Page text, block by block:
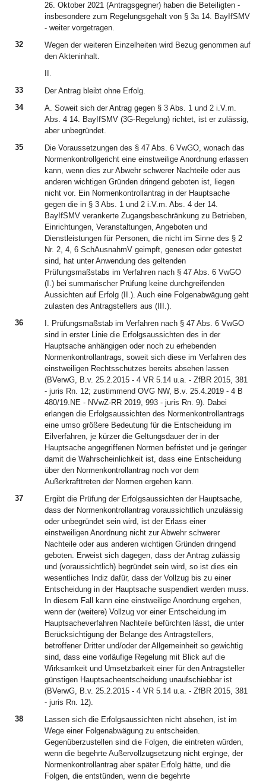
26. Oktober 2021 (Antragsgegner) haben die Beteiligten -
insbesondere zum Regelungsgehalt von § 3a 14. BayIfSMV
- weiter vorgetragen.
32
Wegen der weiteren Einzelheiten wird Bezug genommen auf
den Akteninhalt.
II.
33
Der Antrag bleibt ohne Erfolg.
34
A. Soweit sich der Antrag gegen § 3 Abs. 1 und 2 i.V.m.
Abs. 4 14. BayIfSMV (3G-Regelung) richtet, ist er zulässig,
aber unbegründet.
35
Die Voraussetzungen des § 47 Abs. 6 VwGO, wonach das
Normenkontrollgericht eine einstweilige Anordnung erlassen
kann, wenn dies zur Abwehr schwerer Nachteile oder aus
anderen wichtigen Gründen dringend geboten ist, liegen
nicht vor. Ein Normenkontrollantrag in der Hauptsache
gegen die in § 3 Abs. 1 und 2 i.V.m. Abs. 4 der 14.
BayIfSMV verankerte Zugangsbeschränkung zu Betrieben,
Einrichtungen, Veranstaltungen, Angeboten und
Dienstleistungen für Personen, die nicht im Sinne des § 2
Nr. 2, 4, 6 SchAusnahmV geimpft, genesen oder getestet
sind, hat unter Anwendung des geltenden
Prüfungsmaßstabs im Verfahren nach § 47 Abs. 6 VwGO
(I.) bei summarischer Prüfung keine durchgreifenden
Aussichten auf Erfolg (II.). Auch eine Folgenabwägung geht
zulasten des Antragstellers aus (III.).
36
I. Prüfungsmaßstab im Verfahren nach § 47 Abs. 6 VwGO
sind in erster Linie die Erfolgsaussichten des in der
Hauptsache anhängigen oder noch zu erhebenden
Normenkontrollantrags, soweit sich diese im Verfahren des
einstweiligen Rechtsschutzes bereits absehen lassen
(BVerwG, B.v. 25.2.2015 - 4 VR 5.14 u.a. - ZfBR 2015, 381
- juris Rn. 12; zustimmend OVG NW, B.v. 25.4.2019 - 4 B
480/19.NE - NVwZ-RR 2019, 993 - juris Rn. 9). Dabei
erlangen die Erfolgsaussichten des Normenkontrollantrags
eine umso größere Bedeutung für die Entscheidung im
Eilverfahren, je kürzer die Geltungsdauer der in der
Hauptsache angegriffenen Normen befristet und je geringer
damit die Wahrscheinlichkeit ist, dass eine Entscheidung
über den Normenkontrollantrag noch vor dem
Außerkrafttreten der Normen ergehen kann.
37
Ergibt die Prüfung der Erfolgsaussichten der Hauptsache,
dass der Normenkontrollantrag voraussichtlich unzulässig
oder unbegründet sein wird, ist der Erlass einer
einstweiligen Anordnung nicht zur Abwehr schwerer
Nachteile oder aus anderen wichtigen Gründen dringend
geboten. Erweist sich dagegen, dass der Antrag zulässig
und (voraussichtlich) begründet sein wird, so ist dies ein
wesentliches Indiz dafür, dass der Vollzug bis zu einer
Entscheidung in der Hauptsache suspendiert werden muss.
In diesem Fall kann eine einstweilige Anordnung ergehen,
wenn der (weitere) Vollzug vor einer Entscheidung im
Hauptsacheverfahren Nachteile befürchten lässt, die unter
Berücksichtigung der Belange des Antragstellers,
betroffener Dritter und/oder der Allgemeinheit so gewichtig
sind, dass eine vorläufige Regelung mit Blick auf die
Wirksamkeit und Umsetzbarkeit einer für den Antragsteller
günstigen Hauptsacheentscheidung unaufschiebbar ist
(BVerwG, B.v. 25.2.2015 - 4 VR 5.14 u.a. - ZfBR 2015, 381
- juris Rn. 12).
38
Lassen sich die Erfolgsaussichten nicht absehen, ist im
Wege einer Folgenabwägung zu entscheiden.
Gegenüberzustellen sind die Folgen, die eintreten würden,
wenn die begehrte Außervollzugsetzung nicht erginge, der
Normenkontrollantrag aber später Erfolg hätte, und die
Folgen, die entstünden, wenn die begehrte